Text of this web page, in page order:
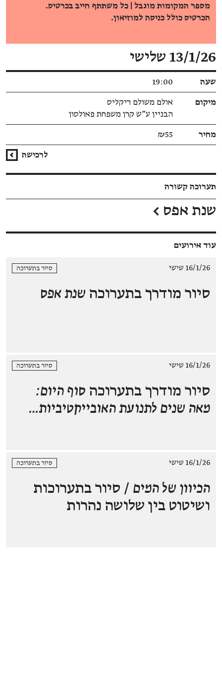
מספר המקומות מוגבל | כל משתתף חייב בכרטיס.
הכרטיס כולל כניסה למוזיאון.
13/1/26 שלישי
שעה 19:00
מיקום
אולם משולם ריקליס
הבניין ע"ש קרן משפחת פאולסון
מחיר ₪55
לרכישה
תערוכה קשורה
שנת אפס ←
עוד אירועים
16/1/26 שישי סיור בתערוכה
סיור מודרך בתערוכה שנת אפס
16/1/26 שישי סיור בתערוכה
סיור מודרך בתערוכה סוף היום:
מאה שנים לתנועת האובייקטיביות…
16/1/26 שישי סיור בתערוכה
הכיוון של המים / סיור בתערוכות
ושיטוט בין שלושה נהרות